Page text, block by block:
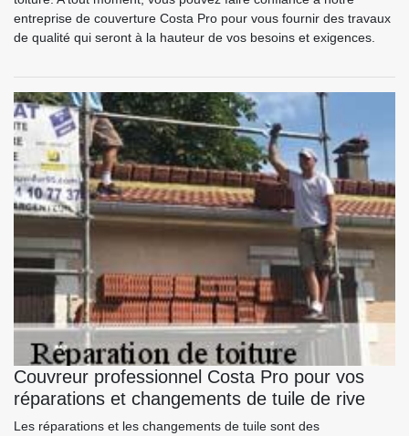
entreprise de couverture Costa Pro pour vous fournir des travaux
de qualité qui seront à la hauteur de vos besoins et exigences.
Couvreur professionnel Costa Pro pour vos
réparations et changements de tuile de rive
Les réparations et les changements de tuile sont des